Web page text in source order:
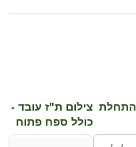
התחלת צילום ת"ז עובד -
כולל ספח פתוח